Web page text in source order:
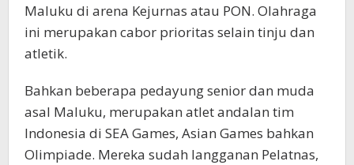
Maluku di arena Kejurnas atau PON. Olahraga
ini merupakan cabor prioritas selain tinju dan
atletik.
Bahkan beberapa pedayung senior dan muda
asal Maluku, merupakan atlet andalan tim
Indonesia di SEA Games, Asian Games bahkan
Olimpiade. Mereka sudah langganan Pelatnas,